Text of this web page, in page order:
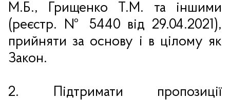
М.Б., Грищенко Т.М. та іншими
(реєстр. № 5440 від 29.04.2021),
прийняти за основу і в цілому як
Закон.
2. Підтримати пропозиції